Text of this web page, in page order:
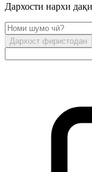
Дархости нархи
Дархост фиристодан